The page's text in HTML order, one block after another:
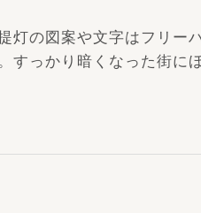
灯の図案や文字はフリ
すっかり暗くなった街